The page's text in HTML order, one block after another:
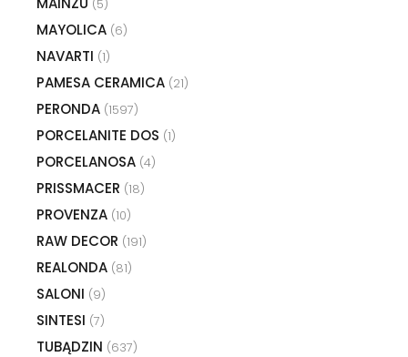
(5)
MAYOLICA (6)
NAVARTI (1)
PAMESA CERAMICA (21)
PERONDA (1597)
PORCELANITE DOS (1)
PORCELANOSA (4)
PRISSMACER (18)
PROVENZA (10)
RAW DECOR (191)
REALONDA (81)
SALONI (9)
SINTESI (7)
TUBĄDZIN (637)